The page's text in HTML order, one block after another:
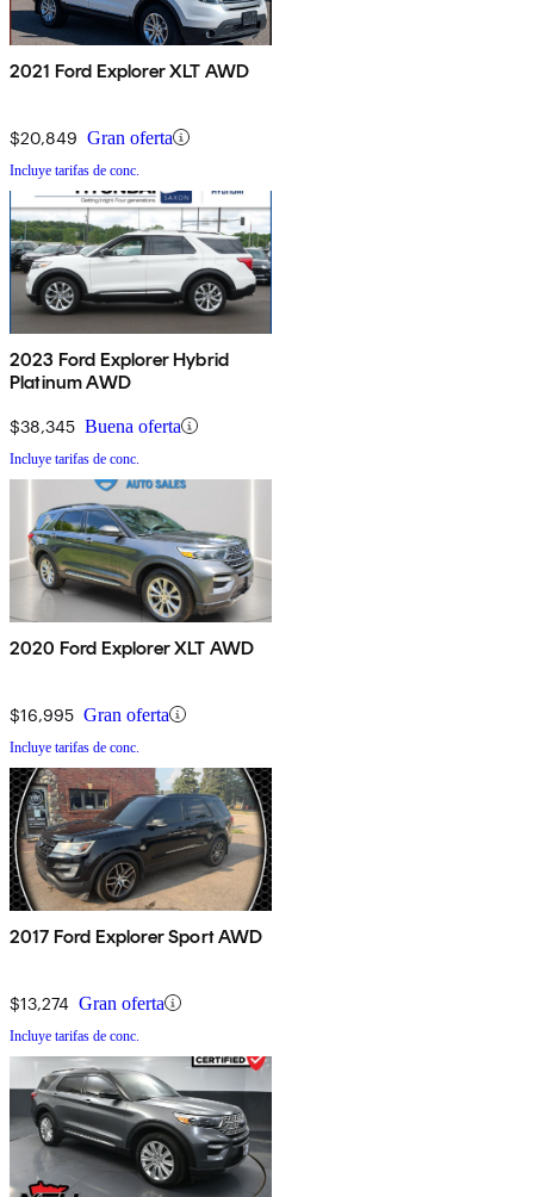
2021 Ford Explorer XLT AWD
$20,849 Gran oferta
Incluye tarifas de conc.
2023 Ford Explorer Hybrid
Platinum AWD
$38,345 Buena oferta
Incluye tarifas de conc.
2020 Ford Explorer XLT AWD
$16,995 Gran oferta
Incluye tarifas de conc.
2017 Ford Explorer Sport AWD
$13,274 Gran oferta
Incluye tarifas de conc.